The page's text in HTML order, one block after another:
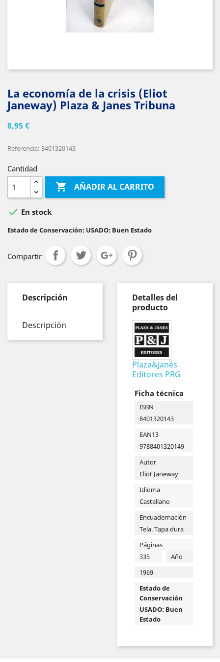
La economía de la crisis (Eliot
Janeway) Plaza & Janes Tribuna
8,95 €
Referencia: 8401320143
Cantidad
 AÑADIR AL CARRITO
 En stock
Estado de Conservación: USADO: Buen Estado
Compartir
Descripción
Descripción
Detalles del
producto
Plaza&Janés
Editores PRG
Ficha técnica
ISBN
8401320143
EAN13
9788401320149
Autor
Eliot Janeway
Idioma
Castellano
Encuadernación
Tela. Tapa dura
Páginas
335
Año
1969
Estado de
Conservación
USADO: Buen
Estado